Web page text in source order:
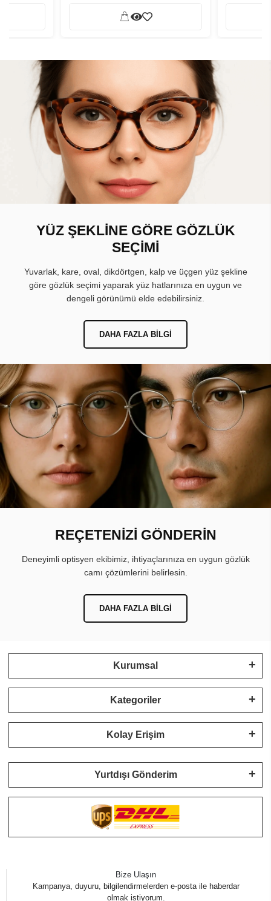
YÜZ ŞEKLİNE GÖRE GÖZLÜK
SEÇİMİ
Yuvarlak, kare, oval, dikdörtgen, kalp ve üçgen yüz şekline
göre gözlük seçimi yaparak yüz hatlarınıza en uygun ve
dengeli görünümü elde edebilirsiniz.
DAHA FAZLA BILGI
REÇETENİZİ GÖNDERİN
Deneyimli optisyen ekibimiz, ihtiyaçlarınıza en uygun gözlük
camı çözümlerini belirlesin.
DAHA FAZLA BILGI
Kurumsal
Kategoriler
Kolay Erişim
Yurtdışı Gönderim
Bize Ulaşın
Kampanya, duyuru, bilgilendirmelerden e-posta ile haberdar
olmak istiyorum.